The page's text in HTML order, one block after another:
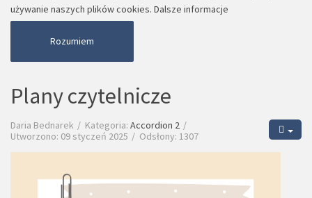
używanie naszych plików cookies. Dalsze informacje
Rozumiem
Plany czytelnicze
Daria Bednarek Kategoria: Accordion 2
Utworzono: 09 styczeń 2025
Odsłony: 1307